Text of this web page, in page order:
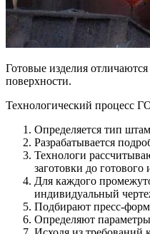
Готовые изделия
поверхности.
Технологический процесс
Определяется тип
Разрабатывается
Технологи
заготовки до готового
Для каждого
индивидуальный
Подбирают пресс-
Определяют параметры